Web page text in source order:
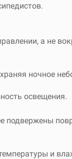
а не
ночное
освещения.
и